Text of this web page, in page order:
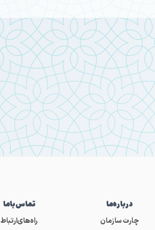
درباره‌ما
چارت سازمان
تماس‌باما
راه‌های‌ارتباط